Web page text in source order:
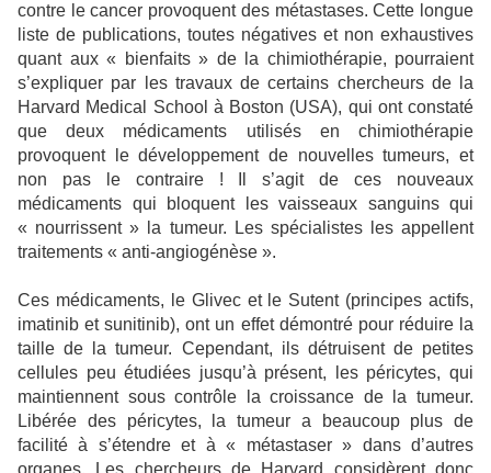
contre le cancer provoquent des métastases. Cette longue
liste de publications, toutes négatives et non exhaustives
quant aux « bienfaits » de la chimiothérapie, pourraient
s’expliquer par les travaux de certains chercheurs de la
Harvard Medical School à Boston (USA), qui ont constaté
que deux médicaments utilisés en chimiothérapie
provoquent le développement de nouvelles tumeurs, et
non pas le contraire ! Il s’agit de ces nouveaux
médicaments qui bloquent les vaisseaux sanguins qui
« nourrissent » la tumeur. Les spécialistes les appellent
traitements « anti-angiogénèse ».
Ces médicaments, le Glivec et le Sutent (principes actifs,
imatinib et sunitinib), ont un effet démontré pour réduire la
taille de la tumeur. Cependant, ils détruisent de petites
cellules peu étudiées jusqu’à présent, les péricytes, qui
maintiennent sous contrôle la croissance de la tumeur.
Libérée des péricytes, la tumeur a beaucoup plus de
facilité à s’étendre et à « métastaser » dans d’autres